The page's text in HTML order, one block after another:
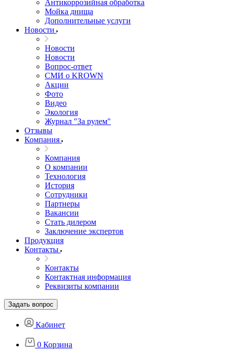
Антикоррозийная обработка
Мойка днища
Дополнительные услуги
Новости
Новости
Новости
Вопрос-ответ
СМИ о KROWN
Акции
Фото
Видео
Экология
Журнал "За рулем"
Отзывы
Компания
Компания
О компании
Технология
История
Сотрудники
Партнеры
Вакансии
Стать дилером
Заключение экспертов
Продукция
Контакты
Контакты
Контактная информация
Реквизиты компании
Задать вопрос
Кабинет
0 Корзина